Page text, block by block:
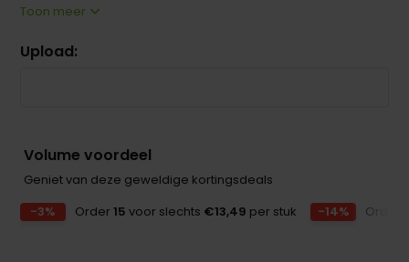
Toon meer
Upload:
Volume voordeel
Geniet van deze geweldige kortingsdeals
-3%
Order15 voor slechts €13,49 per stuk -14% Order